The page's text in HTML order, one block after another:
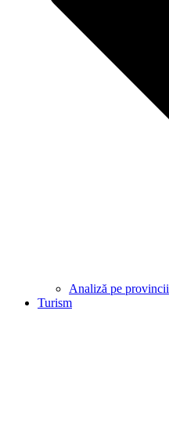
Analiză pe provincii
Turism